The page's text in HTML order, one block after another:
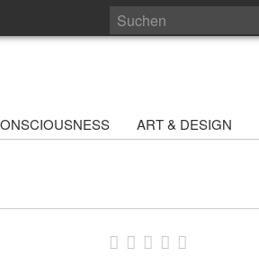
ART & DESIGN